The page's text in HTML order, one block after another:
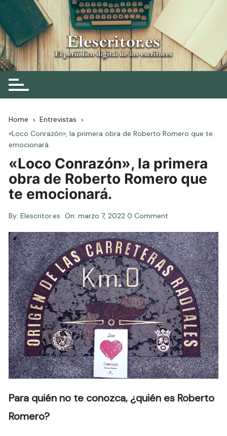
Skip
to
content
Elescritor.es
El periódico digital de los escritores
Home
Entrevistas
«Loco Conrazón», la primera obra de Roberto Romero que te
emocionará.
«Loco Conrazón», la primera
obra de Roberto Romero que
te emocionará.
By: Elescritor.es On:marzo 7, 2022 0 Comment
Para quién no te conozca, ¿quién es Roberto
Romero?